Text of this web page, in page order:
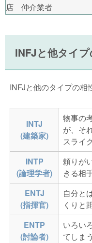
店 仲介業者
INFJと他タイ
INFJと他のタイプの相
INTJ
(建築家)
物事の
が、そ
スライ
INTP
(論理学者)
頼りが
きる相
ENTJ
(指揮官)
自分と
くりと
ENTP
(討論者)
いろい
てしま